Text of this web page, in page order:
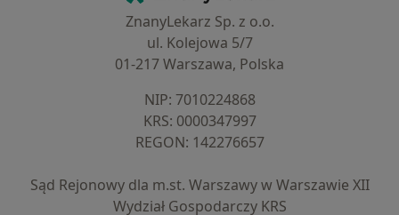
ZnanyLekarz Sp. z o.o.
ul. Kolejowa 5/7
01-217 Warszawa, Polska
NIP: ⁠7010224868
KRS: ⁠0000347997
REGON: ⁠142276657
Sąd Rejonowy dla m.st. Warszawy w Warszawie XII
Wydział Gospodarczy KRS